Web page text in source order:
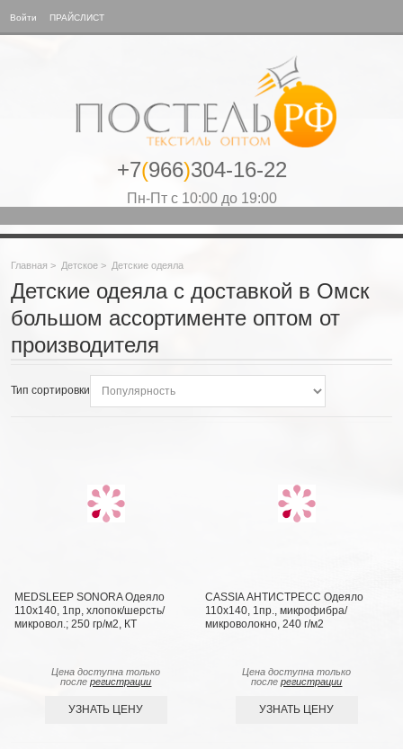
Войти ПРАЙСЛИСТ
+7(966)304-16-22
Пн-Пт с 10:00 до 19:00
Главная > Детское > Детские одеяла
Детские одеяла с доставкой в Омск
большом ассортименте оптом от
производителя
Тип сортировки
MEDSLEEP SONORA Одеяло
110х140, 1пр, хлопок/шерсть/
микровол.; 250 гр/м2, КТ
Цена доступна только
послерегистрации
УЗНАТЬ ЦЕНУ
CASSIA АНТИСТРЕСС Одеяло
110х140, 1пр., микрофибра/
микроволокно, 240 г/м2
Цена доступна только
послерегистрации
УЗНАТЬ ЦЕНУ